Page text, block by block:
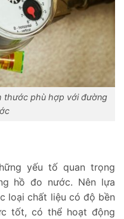
thước phù hợp với đường
yếu tố quan trọng
hồ đo nước. Nên lựa
loại chất liệu có độ bền
tốt, có thể hoạt động